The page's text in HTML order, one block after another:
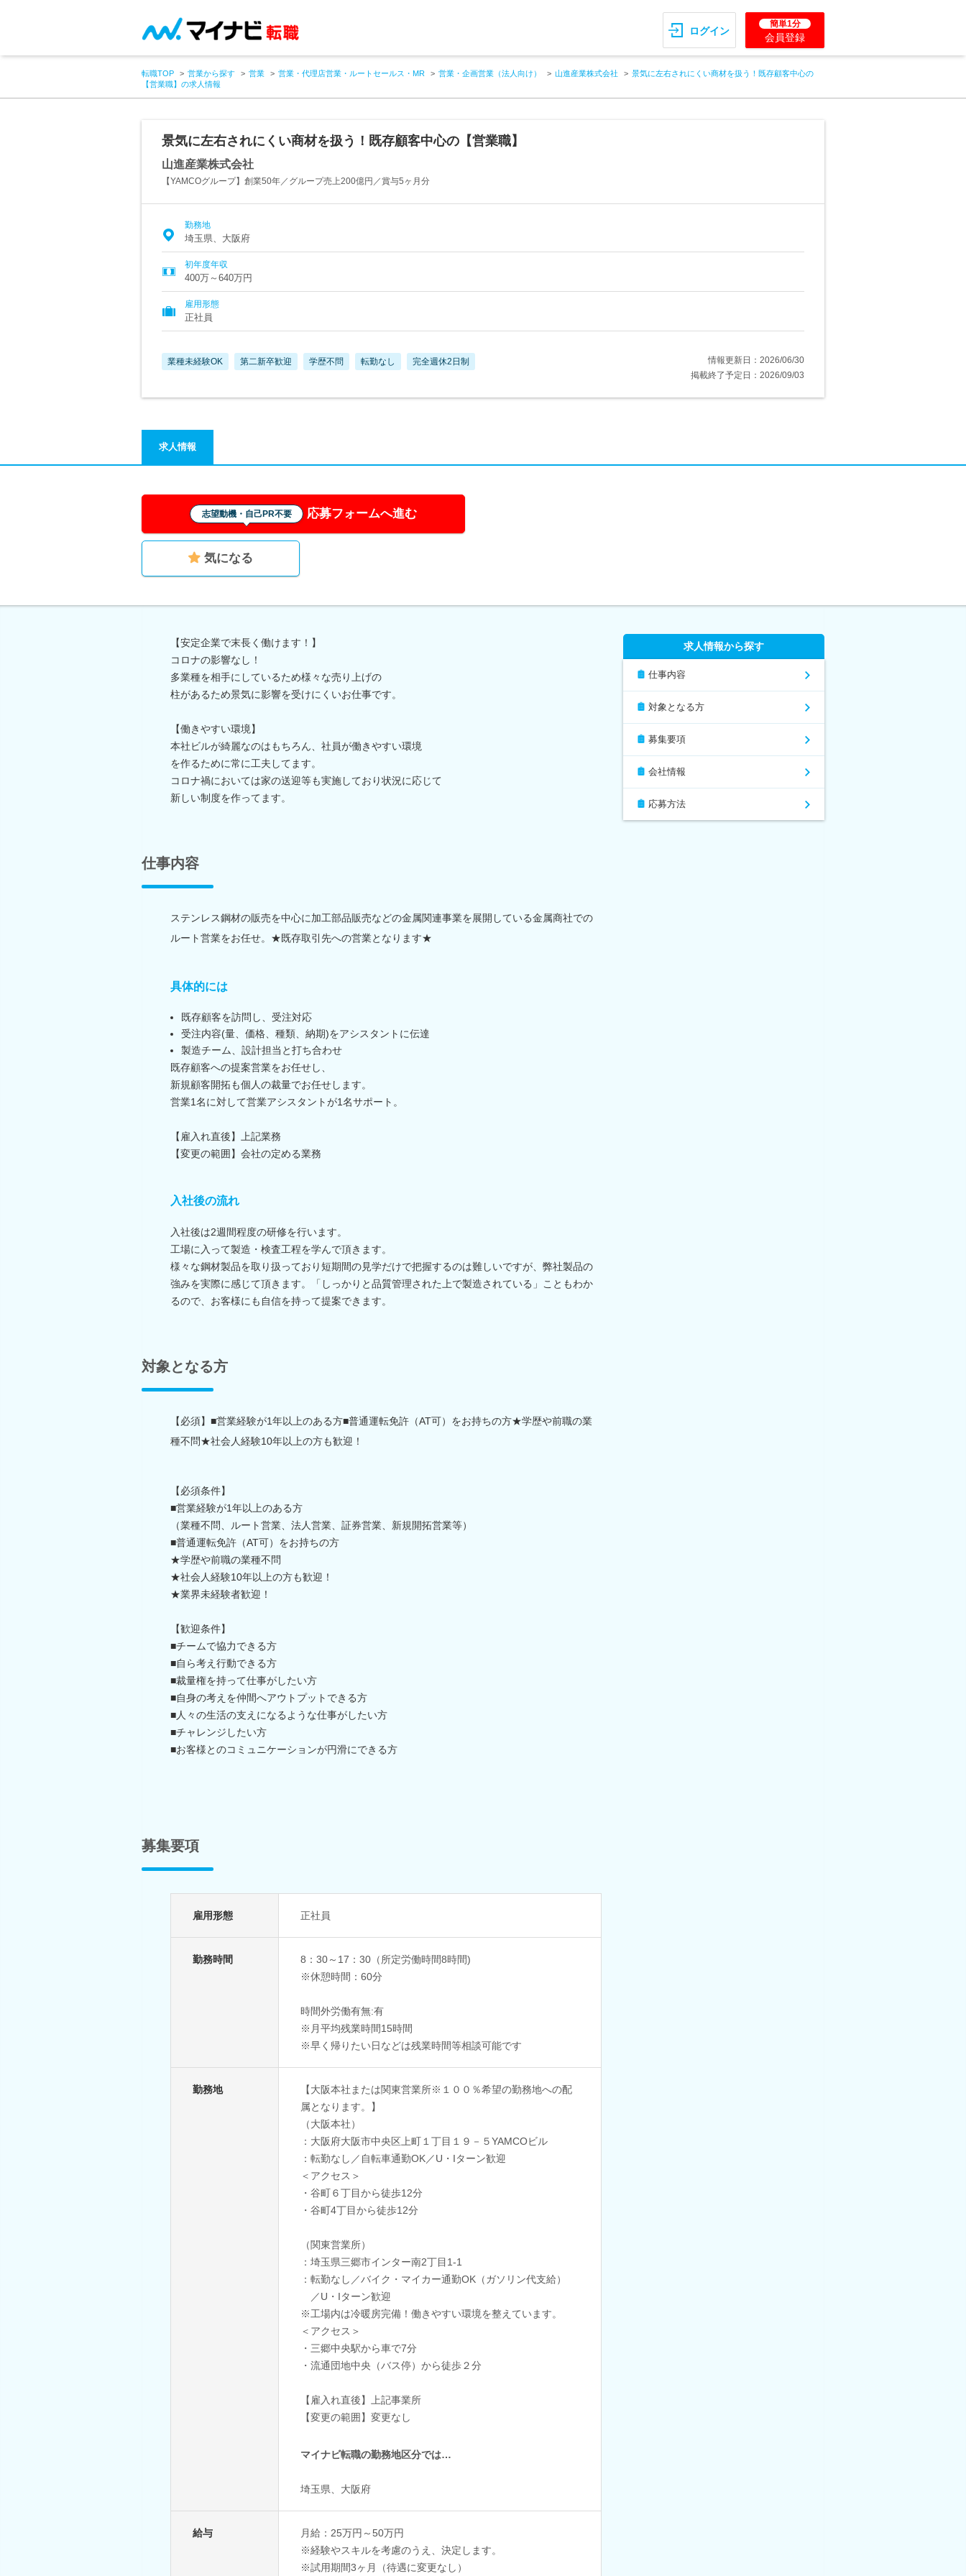
ログイン
簡単1分
会員登録
転職TOP 営業から探す 営業 営業・代理店営業・ルートセールス・MR 営業・企画営業（法人向け） 山進産業株式会社
景気に左右されにくい商材を扱う！既存顧客中心の
【営業職】の求人情報
景気に左右されにくい商材を扱う！既存顧客中心の【営業職】
山進産業株式会社
【YAMCOグループ】創業50年／グループ売上200億円／賞与5ヶ月分
勤務地
埼玉県、大阪府
初年度年収
400万～640万円
雇用形態
正社員
業種未経験OK 第二新卒歓迎 学歴不問 転勤なし 完全週休2日制
情報更新日：2026/06/30
掲載終了予定日：2026/09/03
求人情報
志望動機・自己PR不要 応募フォームへ進む
気になる
【安定企業で末長く働けます！】
コロナの影響なし！
多業種を相手にしているため様々な売り上げの
柱があるため景気に影響を受けにくいお仕事です。
【働きやすい環境】
本社ビルが綺麗なのはもちろん、社員が働きやすい環境
を作るために常に工夫してます。
コロナ禍においては家の送迎等も実施しており状況に応じて
新しい制度を作ってます。
仕事内容
ステンレス鋼材の販売を中心に加工部品販売などの金属関連事業を展開している金属商社での
ルート営業をお任せ。★既存取引先への営業となります★
具体的には
既存顧客を訪問し、受注対応
受注内容(量、価格、種類、納期)をアシスタントに伝達
製造チーム、設計担当と打ち合わせ
既存顧客への提案営業をお任せし、
新規顧客開拓も個人の裁量でお任せします。
営業1名に対して営業アシスタントが1名サポート。
【雇入れ直後】上記業務
【変更の範囲】会社の定める業務
入社後の流れ
入社後は2週間程度の研修を行います。
工場に入って製造・検査工程を学んで頂きます。
様々な鋼材製品を取り扱っており短期間の見学だけで把握するのは難しいですが、弊社製品の
強みを実際に感じて頂きます。「しっかりと品質管理された上で製造されている」こともわか
るので、お客様にも自信を持って提案できます。
対象となる方
【必須】■営業経験が1年以上のある方■普通運転免許（AT可）をお持ちの方★学歴や前職の業
種不問★社会人経験10年以上の方も歓迎！
【必須条件】
■営業経験が1年以上のある方
（業種不問、ルート営業、法人営業、証券営業、新規開拓営業等）
■普通運転免許（AT可）をお持ちの方
★学歴や前職の業種不問
★社会人経験10年以上の方も歓迎！
★業界未経験者歓迎！
【歓迎条件】
■チームで協力できる方
■自ら考え行動できる方
■裁量権を持って仕事がしたい方
■自身の考えを仲間へアウトプットできる方
■人々の生活の支えになるような仕事がしたい方
■チャレンジしたい方
■お客様とのコミュニケーションが円滑にできる方
募集要項
雇用形態 正社員
勤務時間
8：30～17：30（所定労働時間8時間)
※休憩時間：60分
時間外労働有無:有
※月平均残業時間15時間
※早く帰りたい日などは残業時間等相談可能です
勤務地
【大阪本社または関東営業所※１００％希望の勤務地への配
属となります。】
（大阪本社）
：大阪府大阪市中央区上町１丁目１９－５YAMCOビル
：転勤なし／自転車通勤OK／U・Iターン歓迎
＜アクセス＞
・谷町６丁目から徒歩12分
・谷町4丁目から徒歩12分
（関東営業所）
：埼玉県三郷市インター南2丁目1-1
：転勤なし／バイク・マイカー通勤OK（ガソリン代支給）
／U・Iターン歓迎
※工場内は冷暖房完備！働きやすい環境を整えています。
＜アクセス＞
・三郷中央駅から車で7分
・流通団地中央（バス停）から徒歩２分
【雇入れ直後】上記事業所
【変更の範囲】変更なし
マイナビ転職の勤務地区分では…
埼玉県、大阪府
給与
月給：25万円～50万円
※経験やスキルを考慮のうえ、決定します。
※試用期間3ヶ月（待遇に変更なし）
求人情報から探す
仕事内容
対象となる方
募集要項
会社情報
応募方法